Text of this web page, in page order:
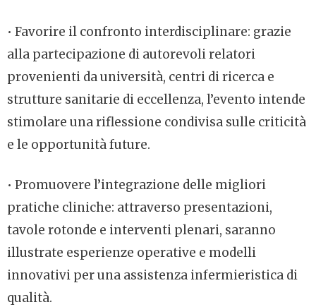
• Favorire il confronto interdisciplinare: grazie
alla partecipazione di autorevoli relatori
provenienti da università, centri di ricerca e
strutture sanitarie di eccellenza, l’evento intende
stimolare una riflessione condivisa sulle criticità
e le opportunità future.
• Promuovere l’integrazione delle migliori
pratiche cliniche: attraverso presentazioni,
tavole rotonde e interventi plenari, saranno
illustrate esperienze operative e modelli
innovativi per una assistenza infermieristica di
qualità.